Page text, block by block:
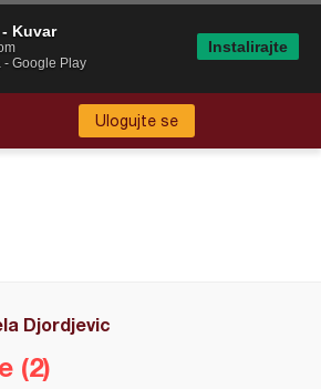
Ulogujte se
Djordjevic
(2)
Kuvar
- Google Play
Instalirajte